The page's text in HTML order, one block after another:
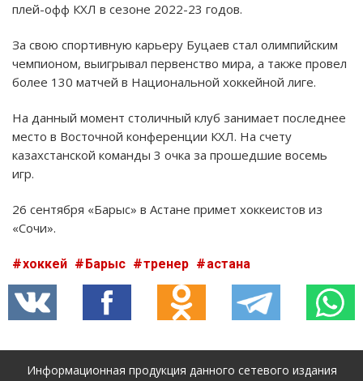
плей-офф КХЛ в сезоне 2022-23 годов.
За свою спортивную карьеру Буцаев стал олимпийским
чемпионом, выигрывал первенство мира, а также провел
более 130 матчей в Национальной хоккейной лиге.
На данный момент столичный клуб занимает последнее
место в Восточной конференции КХЛ. На счету
казахстанской команды 3 очка за прошедшие восемь
игр.
26 сентября «Барыс» в Астане примет хоккеистов из
«Сочи».
хоккей Барыс тренер астана
Информационная продукция данного сетевого издания